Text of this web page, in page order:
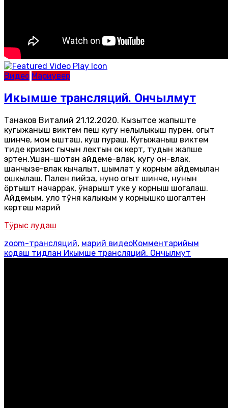
Видео Мариувер
Икымше трансляций. Ончылмут
Танаков Виталий 21.12.2020. Кызытсе жапыште
кугыжаныш виктем пеш кугу нелылыкыш пурен, огыт
шинче, мом ышташ, куш пураш. Кугыжаныш виктем
тиде кризис гычын лектын ок керт, тудын жапше
эртен.Ушан-шотан айдеме-влак, кугу он-влак,
шанчызе-влак кычалыт, шымлат у корным айдемылан
ошкылаш. Пален лийза, нуно огыт шинче, нунын
ӧртышт начаррак, ӱнарышт уке у корныш шогалаш.
Айдемым, уло тӱня калыкым у корнышко шогалтен
кертеш марий
Тӱрыс лудаш
zoom-трансляций, марий видеоКомментарийым
кодаш тидлан Икымше трансляций. Ончылмут